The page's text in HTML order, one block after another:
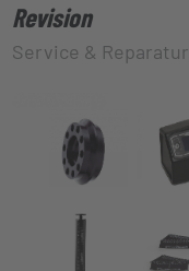
Revision
Service & Reparatur